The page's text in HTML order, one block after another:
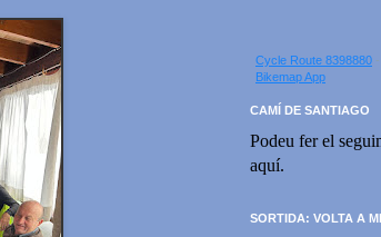
Cycle Route 8398880
Bikemap App
CAMÍ DE SANTIAGO
Podeu fer el
aquí.
SORTIDA: VOLTA A